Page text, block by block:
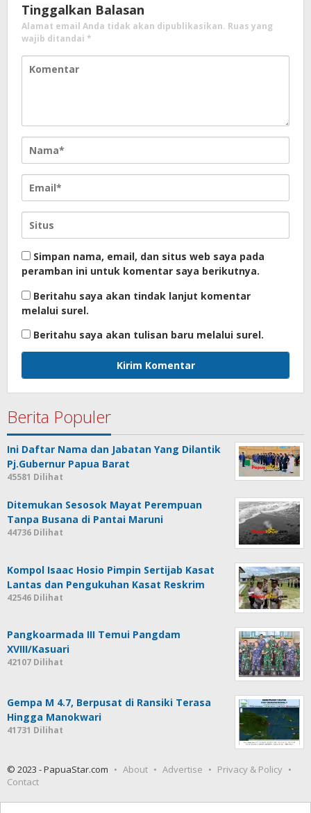
Tinggalkan Balasan
Alamat email Anda tidak akan dipublikasikan. Ruas yang
wajib ditandai *
Simpan nama, email, dan situs web saya pada
peramban ini untuk komentar saya berikutnya.
Beritahu saya akan tindak lanjut komentar
melalui surel.
Beritahu saya akan tulisan baru melalui surel.
Berita Populer
Ini Daftar Nama dan Jabatan Yang Dilantik
Pj.Gubernur Papua Barat
45581 Dilihat
Ditemukan Sesosok Mayat Perempuan
Tanpa Busana di Pantai Maruni
44736 Dilihat
Kompol Isaac Hosio Pimpin Sertijab Kasat
Lantas dan Pengukuhan Kasat Reskrim
42546 Dilihat
Pangkoarmada III Temui Pangdam
XVIII/Kasuari
42107 Dilihat
Gempa M 4.7, Berpusat di Ransiki Terasa
Hingga Manokwari
41731 Dilihat
© 2023 - PapuaStar.com About Advertise
Privacy & Policy
Contact